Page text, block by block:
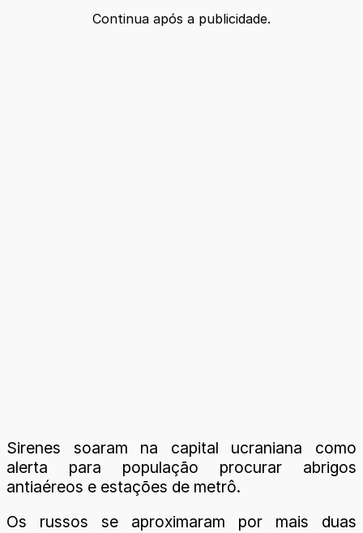
Continua após a publicidade.
Sirenes soaram na capital ucraniana como
alerta para população procurar abrigos
antiaéreos e estações de metrô.
Os russos se aproximaram por mais duas